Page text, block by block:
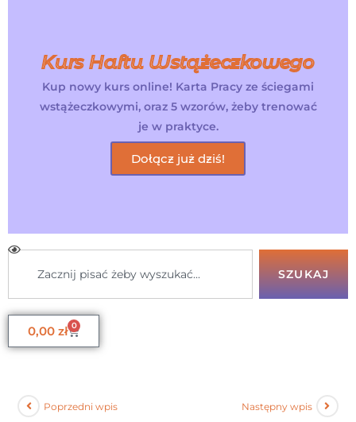
Kurs Haftu Wstążeczkowego
Kup nowy kurs online! Karta Pracy ze ściegami
wstążeczkowymi, oraz 5 wzorów, żeby trenować
je w praktyce.
Dołącz już dziś!
SZUKAJ
0,00 zł 0
Poprzedni wpis Następny wpis